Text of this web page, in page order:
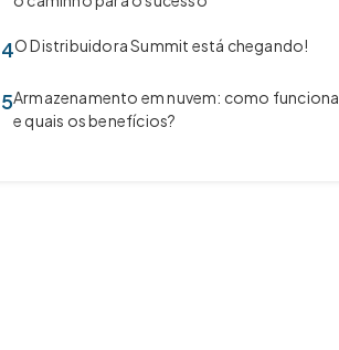
4O Distribuidora Summit está chegando!
5Armazenamento em nuvem: como funciona
e quais os benefícios?